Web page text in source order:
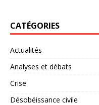
CATÉGORIES
Actualités
Analyses et débats
Crise
Désobéissance civile